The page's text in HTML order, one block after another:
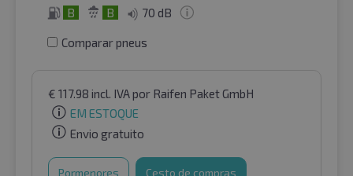
B B 70 dB
Comparar pneus
€ 117.98 incl. IVA por Raifen Paket GmbH
EM ESTOQUE
Envio gratuito
Pormenores Cesto de compras